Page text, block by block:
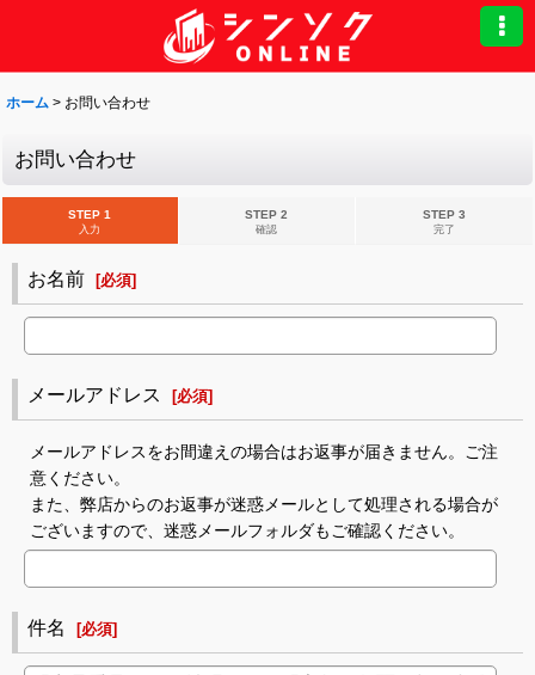
ホーム > お問い合わせ
お問い合わせ
STEP 1
入力
STEP 2
確認
STEP 3
完了
お名前 [必須]
メールアドレス [必須]
メールアドレスをお間違えの場合はお返事が届きません。ご注
意ください。
また、弊店からのお返事が迷惑メールとして処理される場合が
ございますので、迷惑メールフォルダもご確認ください。
件名 [必須]